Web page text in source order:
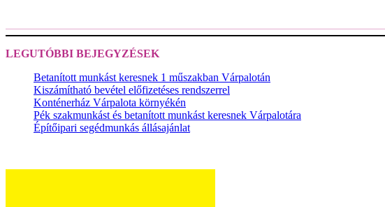
LEGUTÓBBI BEJEGYZÉSEK
Betanított munkást keresnek 1 műszakban Várpalotán
Kiszámítható bevétel előfizetéses rendszerrel
Konténerház Várpalota környékén
Pék szakmunkást és betanított munkást keresnek Várpalotára
Építőipari segédmunkás állásajánlat